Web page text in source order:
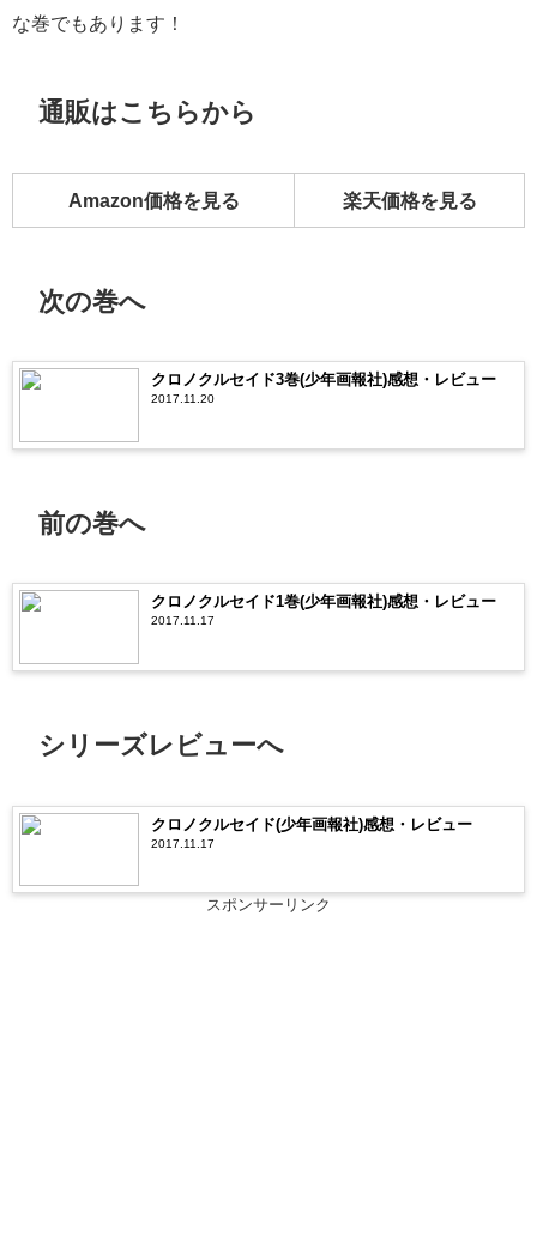
な巻でもあります！
通販はこちらから
Amazon価格を見る 楽天価格を見る
次の巻へ
クロノクルセイド3巻(少年画報社)感想・レビュー
2017.11.20
前の巻へ
クロノクルセイド1巻(少年画報社)感想・レビュー
2017.11.17
シリーズレビューへ
クロノクルセイド(少年画報社)感想・レビュー
2017.11.17
スポンサーリンク